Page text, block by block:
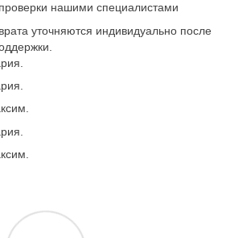
нашими специалистами
уточняются индивидуально после